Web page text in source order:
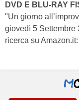
DVD E BLU-RAY
"Un giorno
giovedì 5 Settembre
ricerca su Amazon.it: